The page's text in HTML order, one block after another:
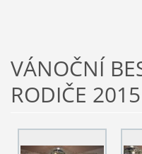
VÁNOČNÍ
RODIČE 2015